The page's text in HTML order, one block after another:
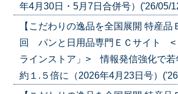
年4月30日・5月7日合併号）('26/05/
【こだわりの逸品を全国展開 特産
回 パンと日用品専門ＥＣサイト <
ラインストア」> 情報発信強化で若
約１.５倍に（2026年4月23日号）